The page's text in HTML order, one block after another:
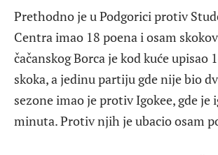
Prethodno je u Podgorici protiv
Centra imao 18 poena i osam
čačanskog Borca je kod kuće upisao
skoka, a jedinu partiju gde nije bio
sezone imao je protiv Igokee, gde je
minuta. Protiv njih je ubacio osam